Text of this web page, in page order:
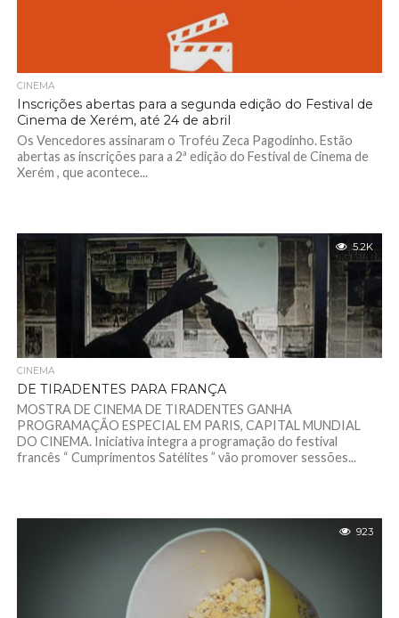
CINEMA
Inscrições abertas para a segunda edição do Festival de
Cinema de Xerém, até 24 de abril
Os Vencedores assinaram o Troféu Zeca Pagodinho. Estão
abertas as inscrições para a 2ª edição do Festival de Cinema de
Xerém , que acontece...
5.2K
CINEMA
DE TIRADENTES PARA FRANÇA
MOSTRA DE CINEMA DE TIRADENTES GANHA
PROGRAMAÇÃO ESPECIAL EM PARIS, CAPITAL MUNDIAL
DO CINEMA. Iniciativa integra a programação do festival
francês “ Cumprimentos Satélites ” vão promover sessões...
923